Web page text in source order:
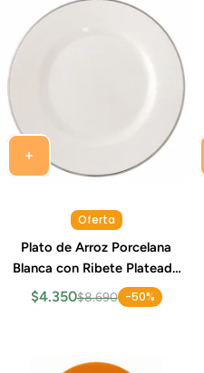
Oferta
Plato de Arroz Porcelana
Blanca con Ribete Plateado
30 cm Apto Horno Schmidt
$4.350$8.690 -50%